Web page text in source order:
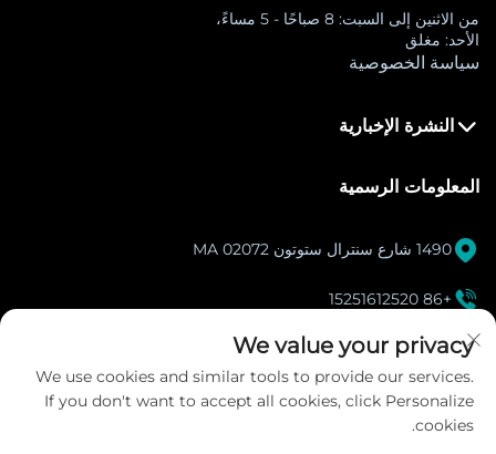
من الاثنين إلى السبت: 8 صباحًا - 5 مساءً،
الأحد: مغلق
سياسة الخصوصية
النشرة الإخبارية
المعلومات الرسمية
1490 شارع سنترال ستوتون MA 02072

+86 15251612520

[email protected]
انستغرام
We value your privacy
We use cookies and similar tools to provide our services.
If you don't want to accept all cookies, click Personalize
cookies.